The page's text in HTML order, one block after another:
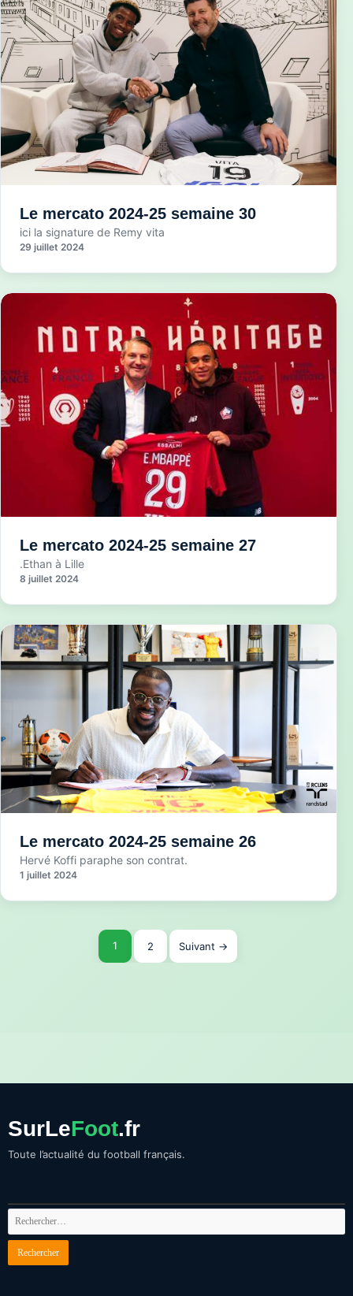
Le mercato 2024-25 semaine 30
ici la signature de Remy vita
29 juillet 2024
Le mercato 2024-25 semaine 27
.Ethan à Lille
8 juillet 2024
Le mercato 2024-25 semaine 26
Hervé Koffi paraphe son contrat.
1 juillet 2024
1 2 Suivant →
SurLeFoot.fr
Toute l’actualité du football français.